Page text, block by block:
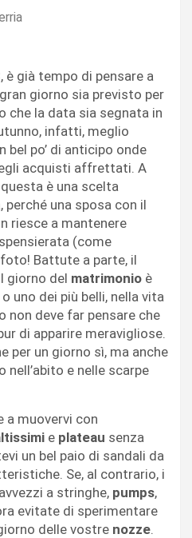
, è già tempo di pensare a
giorno sia previsto per
che la data sia segnata in
infatti, meglio
bel po’ di anticipo onde
acquisti affrettati. A
questa è una scelta
una sposa con il
riesce a mantenere
(come
Battute a parte, il
giorno del matrimonio è
uno dei più belli, nella vita
non deve far pensare che
di apparire meravigliose.
per un giorno sì, ma anche
nell’abito e nelle scarpe
a muovervi con
e plateau senza
un bel paio di sandali da
Se, al contrario, i
a stringhe, pumps,
evitate di sperimentare
delle vostre nozze.